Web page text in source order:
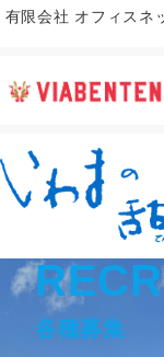
有限会社 オフィスネ
各種募集